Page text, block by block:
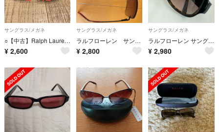
サングラス/メガネ
○【中古】Ralph Laurenレディースサングラス
¥ 2,600
サングラス/メガネ
ラルフローレン サングラス レディース
¥ 2,800
サングラス/メガネ
ラルフローレン サングラス ケース付き レンズ刻印
¥ 2,980